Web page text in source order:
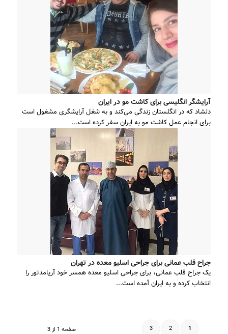
آرایشگر انگلیسی برای کاشت مو در ایران
دلشاد که در انگلستان زندگی می‌کند و به شغل آرایشگری مشغول است
برای انجام عمل کاشت مو به ایران سفر کرده است...
جراح قلب عمانی برای جراحی اسلیو معده در تهران
یک جراح قلب عمانی، برای جراحی اسلیو معده همسر خود آریامدتور را
انتخاب کرده و به ایران آمده است...
صفحه 1 از 3 1
2
3